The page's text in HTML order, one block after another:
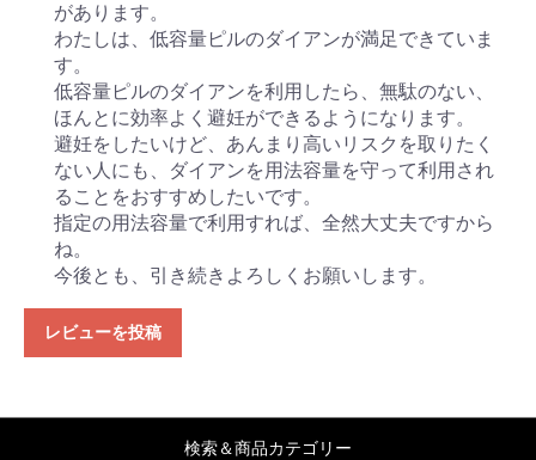
があります。
わたしは、低容量ピルのダイアンが満足できていま
す。
低容量ピルのダイアンを利用したら、無駄のない、
ほんとに効率よく避妊ができるようになります。
避妊をしたいけど、あんまり高いリスクを取りたく
ない人にも、ダイアンを用法容量を守って利用され
ることをおすすめしたいです。
指定の用法容量で利用すれば、全然大丈夫ですから
ね。
今後とも、引き続きよろしくお願いします。
レビューを投稿
検索＆商品カテゴリー